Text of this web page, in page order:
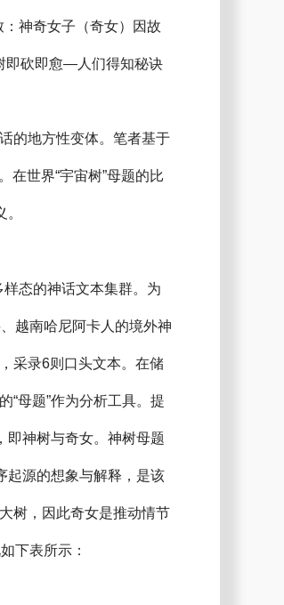
神奇女子（奇女）因故
即砍即愈—人们得知秘诀
的地方性变体。笔者基于
在世界“宇宙树”母题的比
态的神话文本集群。为
越南哈尼阿卡人的境外神
采录6则口头文本。在储
“母题”作为分析工具。提
即神树与奇女。神树母题
起源的想象与解释，是该
树，因此奇女是推动情节
下表所示：